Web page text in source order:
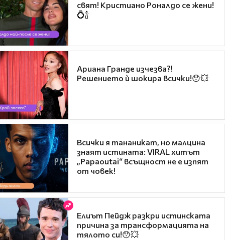
свят! Кристиано Роналдо се жени!
💍🍾
Ариана Гранде изчезва?!
Решението ѝ шокира всички!😯💥
Всички я тананикат, но малцина
знаят истината: VIRAL хитът
„Papaoutai“ всъщност не е изпят
от човек!
Елиът Пейдж разкри истинската
причина за трансформацията на
тялото си!😯💥